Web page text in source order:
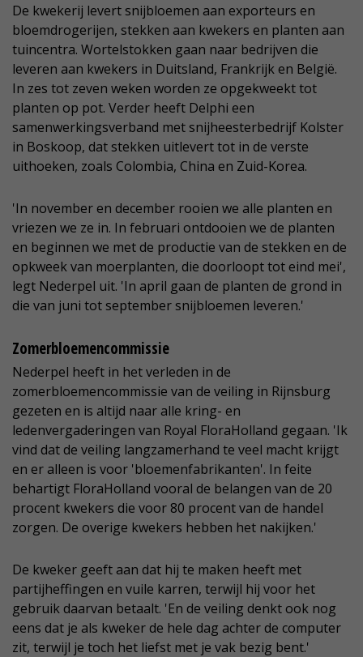
De kwekerij levert snijbloemen aan exporteurs en
bloemdrogerijen, stekken aan kwekers en planten aan
tuincentra. Wortelstokken gaan naar bedrijven die
leveren aan kwekers in Duitsland, Frankrijk en België.
In zes tot zeven weken worden ze opgekweekt tot
planten op pot. Verder heeft Delphi een
samenwerkingsverband met snijheesterbedrijf Kolster
in Boskoop, dat stekken uitlevert tot in de verste
uithoeken, zoals Colombia, China en Zuid-Korea.
'In november en december rooien we alle planten en
vriezen we ze in. In februari ontdooien we de planten
en beginnen we met de productie van de stekken en de
opkweek van moerplanten, die doorloopt tot eind mei',
legt Nederpel uit. 'In april gaan de planten de grond in
die van juni tot september snijbloemen leveren.'
Zomerbloemencommissie
Nederpel heeft in het verleden in de
zomerbloemencommissie van de veiling in Rijnsburg
gezeten en is altijd naar alle kring- en
ledenvergaderingen van Royal FloraHolland gegaan. 'Ik
vind dat de veiling langzamerhand te veel macht krijgt
en er alleen is voor 'bloemenfabrikanten'. In feite
behartigt FloraHolland vooral de belangen van de 20
procent kwekers die voor 80 procent van de handel
zorgen. De overige kwekers hebben het nakijken.'
De kweker geeft aan dat hij te maken heeft met
partijheffingen en vuile karren, terwijl hij voor het
gebruik daarvan betaalt. 'En de veiling denkt ook nog
eens dat je als kweker de hele dag achter de computer
zit, terwijl je toch het liefst met je vak bezig bent.'